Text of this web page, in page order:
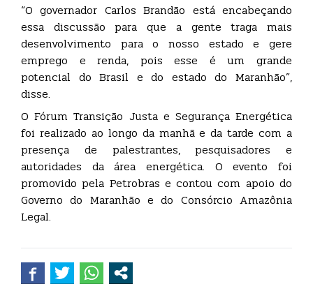
“O governador Carlos Brandão está encabeçando
essa discussão para que a gente traga mais
desenvolvimento para o nosso estado e gere
emprego e renda, pois esse é um grande
potencial do Brasil e do estado do Maranhão”,
disse.
O Fórum Transição Justa e Segurança Energética
foi realizado ao longo da manhã e da tarde com a
presença de palestrantes, pesquisadores e
autoridades da área energética. O evento foi
promovido pela Petrobras e contou com apoio do
Governo do Maranhão e do Consórcio Amazônia
Legal.